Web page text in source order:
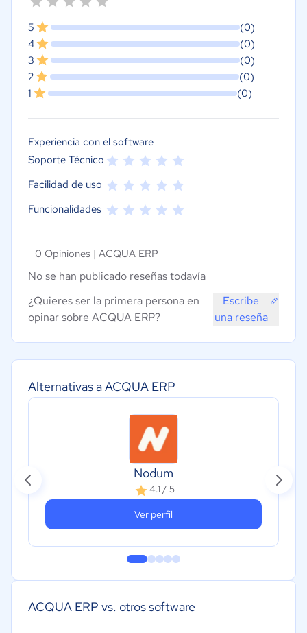
Alternativas a ACQUA ERP
Nodum
4.1 / 5
Ver perfil
ACQUA ERP vs. otros software
5
(0)
4
(0)
3
(0)
2
(0)
1
(0)
Experiencia con el software
Soporte Técnico
Facilidad de uso
Funcionalidades
0 Opiniones | ACQUA ERP
No se han publicado reseñas todavía
¿Quieres ser la primera persona en
opinar sobre ACQUA ERP?
Escribe
una reseña